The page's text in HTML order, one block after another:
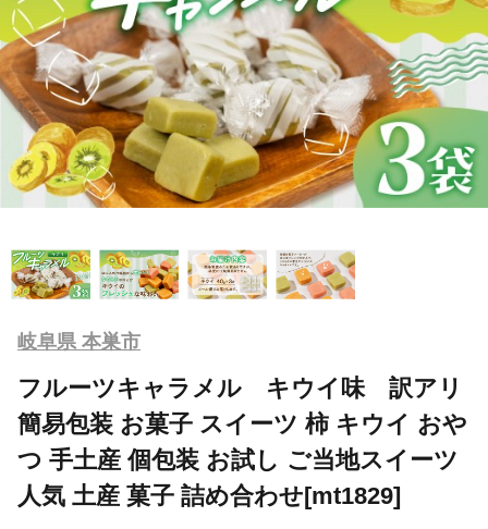
岐阜県 本巣市
フルーツキャラメル キウイ味 訳アリ
簡易包装 お菓子 スイーツ 柿 キウイ おや
つ 手土産 個包装 お試し ご当地スイーツ
人気 土産 菓子 詰め合わせ[mt1829]